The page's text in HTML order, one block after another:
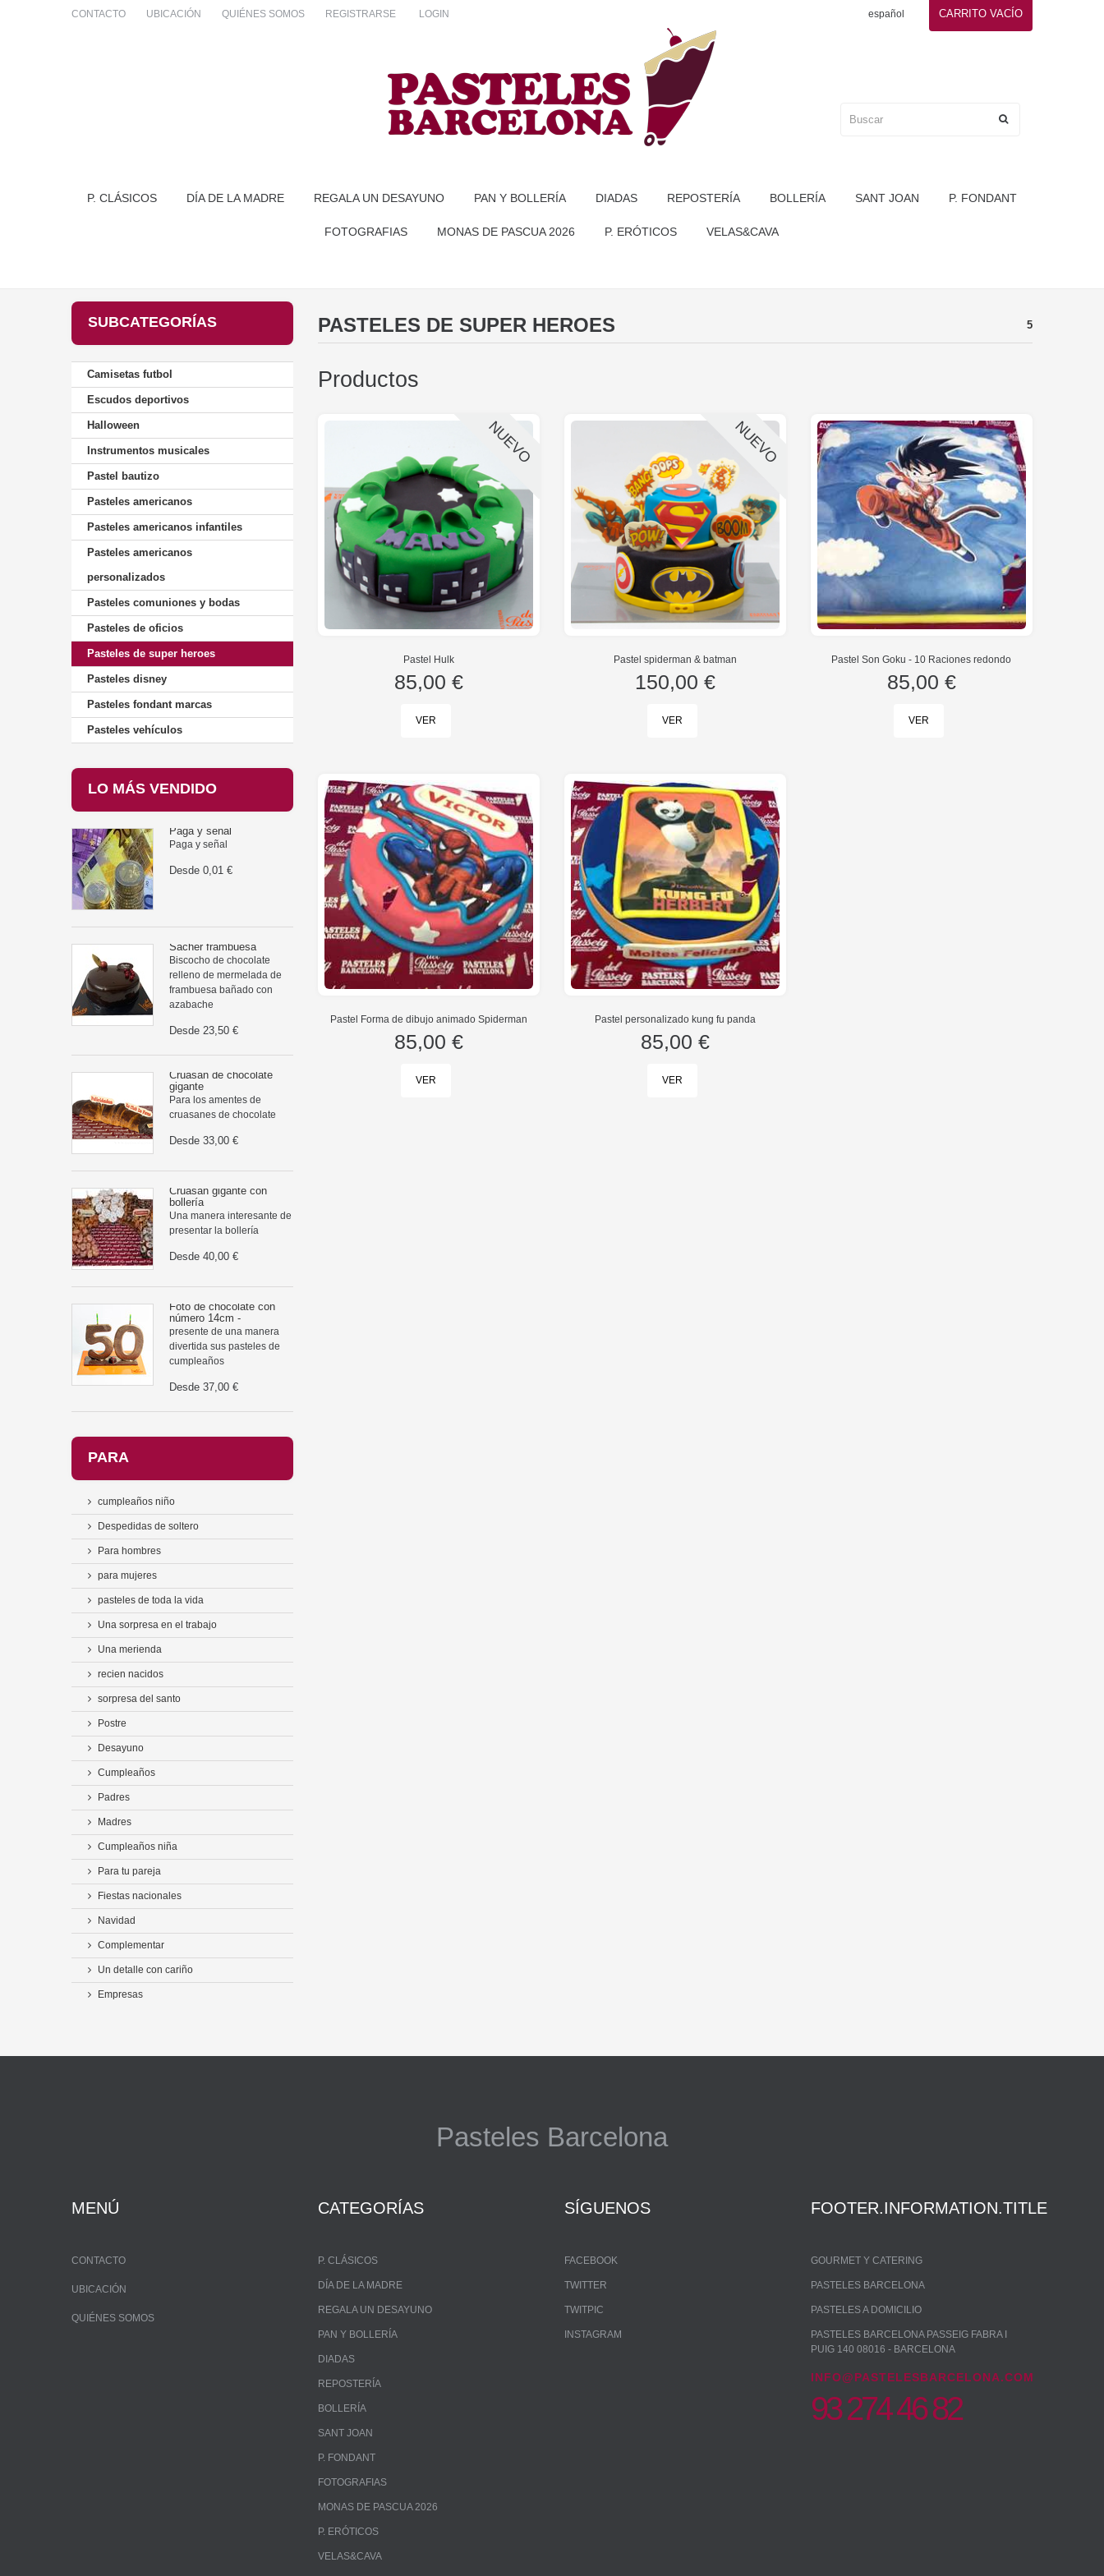
CARRITO VACÍO
español
CONTACTO UBICACIÓN QUIÉNES SOMOS REGISTRARSE LOGIN
P. CLÁSICOS DÍA DE LA MADRE REGALA UN DESAYUNO PAN Y BOLLERÍA DIADAS REPOSTERÍA BOLLERÍA SANT JOAN P. FONDANT
FOTOGRAFIAS MONAS DE PASCUA 2026 P. ERÓTICOS VELAS&CAVA
SUBCATEGORÍAS
Camisetas futbol
Escudos deportivos
Halloween
Instrumentos musicales
Pastel bautizo
Pasteles americanos
Pasteles americanos infantiles
Pasteles americanos
personalizados
Pasteles comuniones y bodas
Pasteles de oficios
Pasteles de super heroes
Pasteles disney
Pasteles fondant marcas
Pasteles vehículos
LO MÁS VENDIDO
Paga y señal
Paga y señal
Desde 0,01 €
Sácher frambuesa
Biscocho de chocolate
relleno de mermelada de
frambuesa bañado con
azabache
Desde 23,50 €
Cruasán de chocolate
gigante
Para los amentes de
cruasanes de chocolate
Desde 33,00 €
Cruasán gigante con
bollería
Una manera interesante de
presentar la bollería
Desde 40,00 €
Foto de chocolate con
número 14cm -
presente de una manera
divertida sus pasteles de
cumpleaños
Desde 37,00 €
PARA
cumpleaños niño
Despedidas de soltero
Para hombres
para mujeres
pasteles de toda la vida
Una sorpresa en el trabajo
Una merienda
recien nacidos
sorpresa del santo
Postre
Desayuno
Cumpleaños
Padres
Madres
Cumpleaños niña
Para tu pareja
Fiestas nacionales
Navidad
Complementar
Un detalle con cariño
Empresas
PASTELES DE SUPER HEROES 5
Productos
NUEVO
Pastel Hulk
85,00 €
VER
NUEVO
Pastel spiderman & batman
150,00 €
VER
Pastel Son Goku - 10 Raciones redondo
85,00 €
VER
Pastel Forma de dibujo animado Spiderman
85,00 €
VER
Pastel personalizado kung fu panda
85,00 €
VER
Pasteles Barcelona
MENÚ
CONTACTO
UBICACIÓN
QUIÉNES SOMOS
CATEGORÍAS
P. CLÁSICOS
DÍA DE LA MADRE
REGALA UN DESAYUNO
PAN Y BOLLERÍA
DIADAS
REPOSTERÍA
BOLLERÍA
SANT JOAN
P. FONDANT
FOTOGRAFIAS
MONAS DE PASCUA 2026
P. ERÓTICOS
VELAS&CAVA
SÍGUENOS
FACEBOOK
TWITTER
TWITPIC
INSTAGRAM
FOOTER.INFORMATION.TITLE
GOURMET Y CATERING
PASTELES BARCELONA
PASTELES A DOMICILIO
PASTELES BARCELONA PASSEIG FABRA I
PUIG 140 08016 - BARCELONA
INFO@PASTELESBARCELONA.COM
93 274 46 82